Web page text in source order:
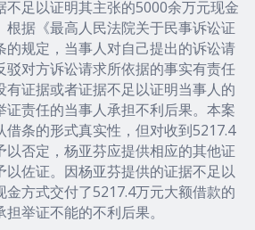
不足以证明其主张的5000余万元现金
根据《最高人民法院关于民事诉讼证
的规定，当事人对自己提出的诉讼请
驳对方诉讼请求所依据的事实有责任
有证据或者证据不足以证明当事人的
证责任的当事人承担不利后果。本案
借条的形式真实性，但对收到5217.4
以否定，杨亚芬应提供相应的其他证
以佐证。因杨亚芬提供的证据不足以
方式交付了5217.4万元大额借款的
举证不能的不利后果。